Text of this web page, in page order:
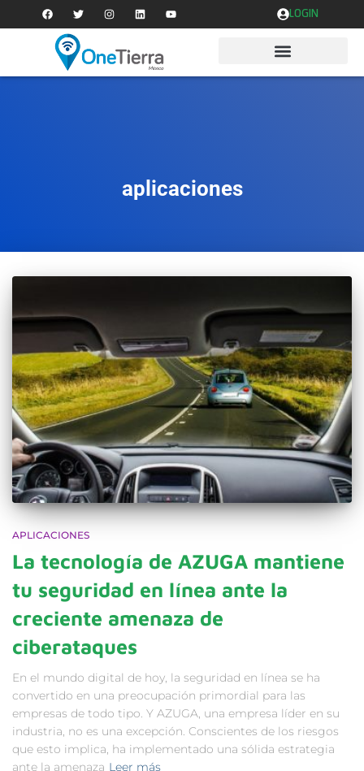
LOGIN
aplicaciones
APLICACIONES
La tecnología de AZUGA mantiene
tu seguridad en línea ante la
creciente amenaza de
ciberataques
En el mundo digital de hoy, la seguridad en línea se ha
convertido en una preocupación primordial para las
empresas de todo tipo. Y AZUGA, una empresa líder en su
industria, no es una excepción. Conscientes de los riesgos
que esto implica, ha implementado una sólida estrategia
ante la amenaza Leer más